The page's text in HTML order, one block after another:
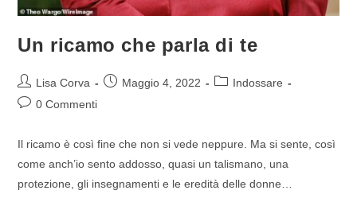
Un ricamo che parla di te
Lisa Corva Maggio 4, 2022
Indossare
0 Commenti
Il ricamo è così fine che non si vede neppure. Ma si sente, così
come anch’io sento addosso, quasi un talismano, una
protezione, gli insegnamenti e le eredità delle donne…